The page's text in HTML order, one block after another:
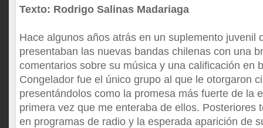
Texto: Rodrigo Salinas Madariaga
Hace algunos años atrás en un suplemento juvenil
presentaban las nuevas bandas chilenas con una
comentarios sobre su música y una calificación en
Congelador fue el único grupo al que le otorgaron
presentándolos como la promesa más fuerte de la
primera vez que me enteraba de ellos. Posteriores
en programas de radio y la esperada aparición de